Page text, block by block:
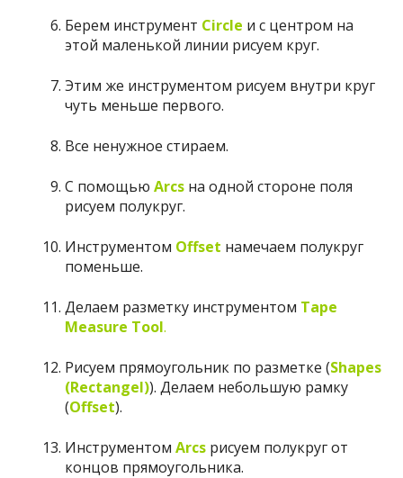
Берем инструмент Circle и с центром на
этой маленькой линии рисуем круг.
Этим же инструментом рисуем внутри круг
чуть меньше первого.
Все ненужное стираем.
С помощьюArcs на одной стороне поля
рисуем полукруг.
Инструментом Offset намечаем полукруг
поменьше.
Делаем разметку инструментом Tape
Measure Tool.
Рисуем прямоугольник по разметке (Shapes
(Rectangel)). Делаем небольшую рамку
(Offset).
ИнструментомArcs рисуем полукруг от
концов прямоугольника.